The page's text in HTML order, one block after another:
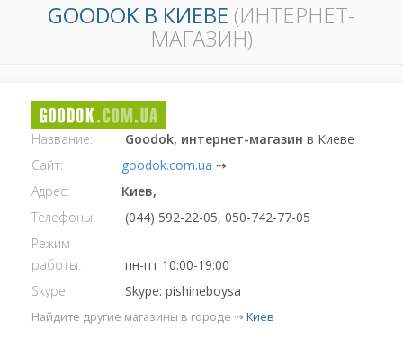
GOODOK В КИЕВЕ (ИНТЕРНЕТ-
МАГАЗИН)
Название: Goodok, интернет-магазин в Киеве
Сайт:
goodok.com.ua ⇢
Адрес:
Киев,
Телефоны:
(044) 592-22-05, 050-742-77-05
Режим
работы:
пн-пт 10:00-19:00
Skype:
Skype: pishineboysa
Найдите другие магазины в городе ⇢ Киев